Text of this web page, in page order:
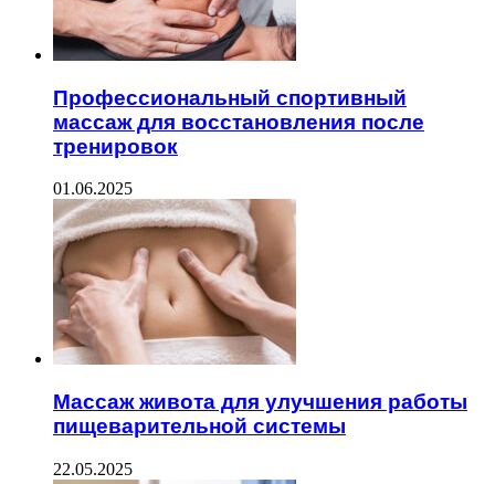
Профессиональный спортивный
массаж для восстановления после
тренировок
01.06.2025
Массаж живота для улучшения работы
пищеварительной системы
22.05.2025